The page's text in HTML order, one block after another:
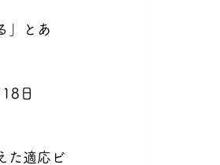
」とあ
日
た適応ビ